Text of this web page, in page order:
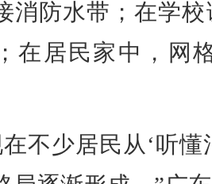
消防水带；在学校
在居民家中，网
在不少居民从‘听懂